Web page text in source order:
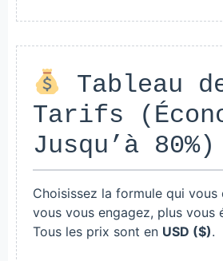
Tableau
Tarifs
Jusqu’à 80%)
Choisissez la formule qui vous
vous vous engagez, plus vous
Tous les prix sont en USD ($).